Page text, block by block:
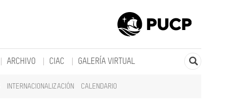
INTERNACIONALIZACIÓN CALENDARIO
ARCHIVO CIAC GALERÍA VIRTUAL